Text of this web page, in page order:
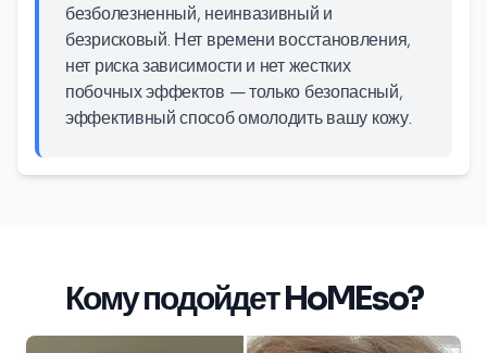
безболезненный, неинвазивный и
безрисковый. Нет времени восстановления,
нет риска зависимости и нет жестких
побочных эффектов — только безопасный,
эффективный способ омолодить вашу кожу.
Кому подойдет HoMEso?